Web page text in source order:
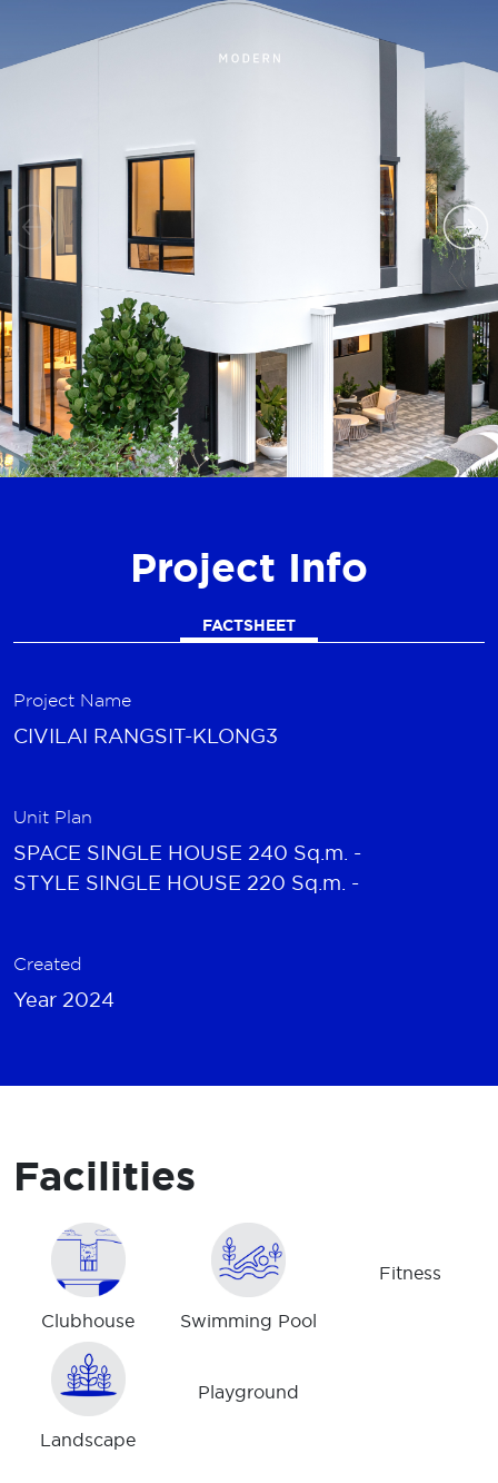
Project Info
FACTSHEET
Project Name
CIVILAI RANGSIT-KLONG3
Unit Plan
SPACE SINGLE HOUSE 240 Sq.m. -
STYLE SINGLE HOUSE 220 Sq.m. -
Created
Year 2024
Facilities
Clubhouse Swimming Pool
Fitness
Landscape
Playground